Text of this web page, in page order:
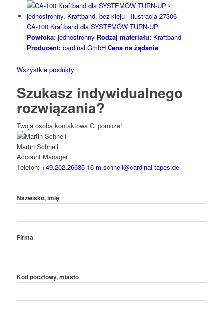
CA-100 Kraftband dla SYSTEMÓW TURN-UP
Powłoka:jednostronny Rodzaj materiału:Kraftband
Producent:cardinal GmbH Cena na żądanie
Wszystkie produkty
Szukasz indywidualnego
rozwiązania?
Twoja osoba kontaktowa Ci pomoże!
Martin Schnell
Account Manager
Telefon: +49.202.26685-16 m.schnell@cardinal-tapes.de
Nazwisko, imię
Firma
Kod pocztowy, miasto